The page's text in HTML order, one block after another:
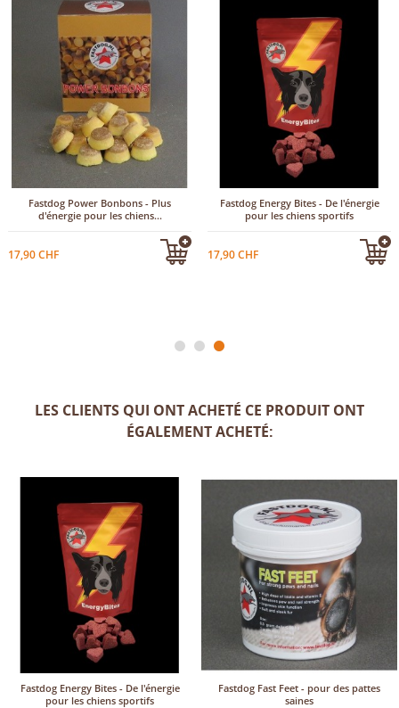
Fastdog Power Bonbons - Plus
d'énergie pour les chiens...
17,90 CHF
Fastdog Energy Bites - De l'énergie
pour les chiens sportifs
17,90 CHF
LES CLIENTS QUI ONT ACHETÉ CE PRODUIT ONT
ÉGALEMENT ACHETÉ:
Fastdog Energy Bites - De l'énergie
pour les chiens sportifs
Fastdog Fast Feet - pour des pattes
saines